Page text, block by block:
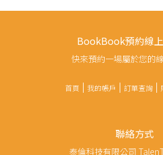
BookBook預約線
快來預約一場屬於您的
首頁 我的帳戶 訂單查詢
聯絡方式
泰倫科技有限公司